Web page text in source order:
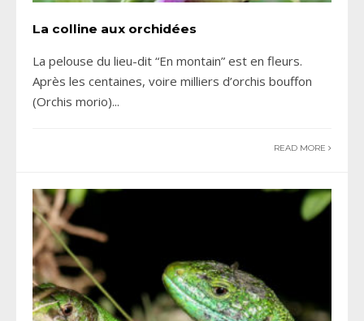
La colline aux orchidées
La pelouse du lieu-dit “En montain” est en fleurs.
Après les centaines, voire milliers d’orchis bouffon
(Orchis morio)...
READ MORE